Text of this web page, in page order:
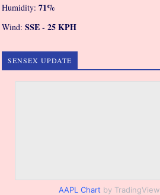
Humidity:71%
Wind:SSE - 25 KPH
SENSEX UPDATE
AAPL Chart by TradingView